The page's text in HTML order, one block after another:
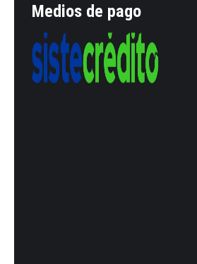
Medios de pago